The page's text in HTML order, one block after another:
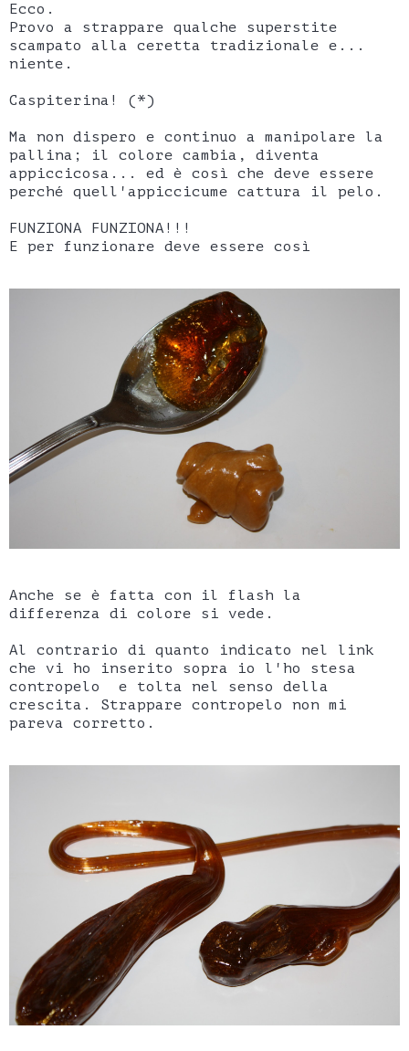
Ecco.
Provo a strappare qualche superstite
scampato alla ceretta tradizionale e...
niente.
Caspiterina! (*)
Ma non dispero e continuo a manipolare la
pallina; il colore cambia, diventa
appiccicosa... ed è così che deve essere
perché quell'appiccicume cattura il pelo.
FUNZIONA FUNZIONA!!!
E per funzionare deve essere così
Anche se è fatta con il flash la
differenza di colore si vede.
Al contrario di quanto indicato nel link
che vi ho inserito sopra io l'ho stesa
contropelo e tolta nel senso della
crescita. Strappare contropelo non mi
pareva corretto.